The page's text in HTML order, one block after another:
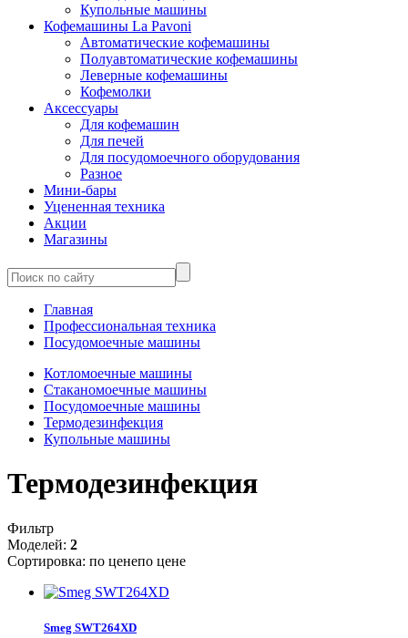
Купольные машины
Кофемашины La Pavoni
Автоматические кофемашины
Полуавтоматические кофемашины
Леверные кофемашины
Кофемолки
Аксессуары
Для кофемашин
Для печей
Для посудомоечного оборудования
Разное
Мини-бары
Уцененная техника
Акции
Магазины
Главная
Профессиональная техника
Посудомоечные машины
Котломоечные машины
Стаканомоечные машины
Посудомоечные машины
Термодезинфекция
Купольные машины
Термодезинфекция
Фильтр
Моделей: 2
Сортировка: по ценепо цене
Smeg SWT264XD